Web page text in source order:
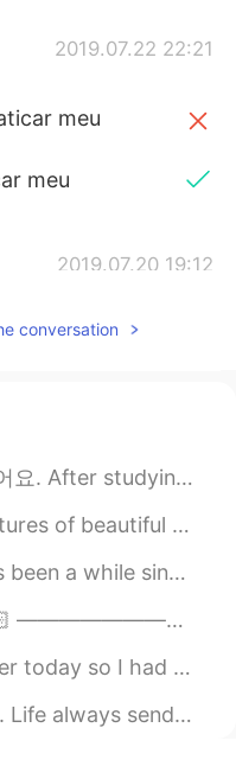
2019.07.22 22:21
meu
meu
2019.07.20 19:12
o inglês.
conversar.
2019.07.20 14:13
inglês.
conversation
I finally arrived to Seoul last night. 진짜...
have these 😂 the sunset is pretty th...
so it was a lovely way to spend th...
Gentlemen, welcome to the exciting firs...
of it !!... its hard to see flowers i...
exactly the right time, if you’re open to ...